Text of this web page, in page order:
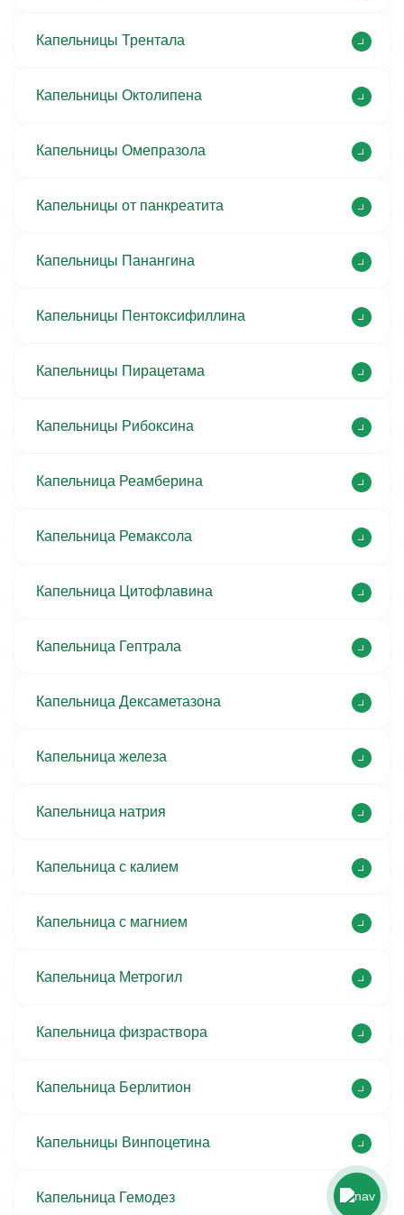
Капельницы Трентала
Капельницы Октолипена
Капельницы Омепразола
Капельницы от панкреатита
Капельницы Панангина
Капельницы Пентоксифиллина
Капельницы Пирацетама
Капельницы Рибоксина
Капельница Реамберина
Капельница Ремаксола
Капельница Цитофлавина
Капельница Гептрала
Капельница Дексаметазона
Капельница железа
Капельница натрия
Капельница с калием
Капельница с магнием
Капельница Метрогил
Капельница физраствора
Капельница Берлитион
Капельницы Винпоцетина
Капельница Гемодез